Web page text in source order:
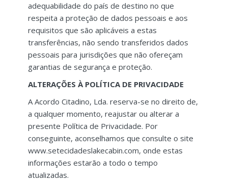
adequabilidade do país de destino no que
respeita a proteção de dados pessoais e aos
requisitos que são aplicáveis a estas
transferências, não sendo transferidos dados
pessoais para jurisdições que não ofereçam
garantias de segurança e proteção.
ALTERAÇÕES À POLÍTICA DE PRIVACIDADE
A Acordo Citadino, Lda. reserva-se no direito de,
a qualquer momento, reajustar ou alterar a
presente Política de Privacidade. Por
conseguinte, aconselhamos que consulte o site
www.setecidadeslakecabin.com, onde estas
informações estarão a todo o tempo
atualizadas.